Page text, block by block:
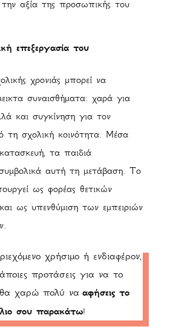
την αξία της προσωπικής του
επεξεργασία του
χρονιάς μπορεί να
συναισθήματα: χαρά για
και συγκίνηση για τον
τη σχολική κοινότητα. Μέσα
τα παιδιά
συμβολικά αυτή τη μετάβαση. Το
ως φορέας θετικών
ως υπενθύμιση των εμπειριών
χρήσιμο ή ενδιαφέρον,
προτάσεις για να το
θα χαρώ πολύ νααφήσεις το
σου παρακάτω!